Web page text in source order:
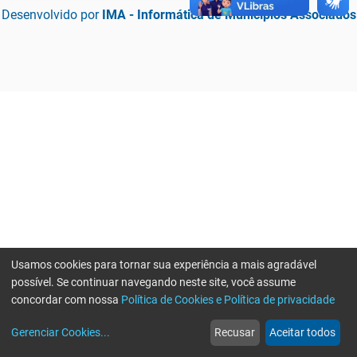
Desenvolvido por IMA - Informática de Municípios Associados
web
Notícias
more_horiz
Mais
Usamos cookies para tornar sua experiência a mais agradável
possível. Se continuar navegando neste site, você assume
concordar com nossa Política de Cookies e Política de privacidade
Gerenciar Cookies... Recusar Aceitar todos
Erro ao enviar informações, por favor tente novamente